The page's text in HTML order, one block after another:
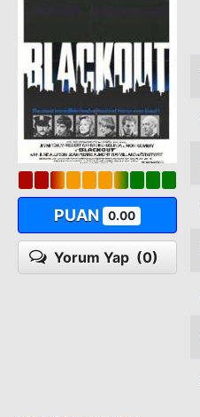
PUAN 0.00
Yorum Yap (0)